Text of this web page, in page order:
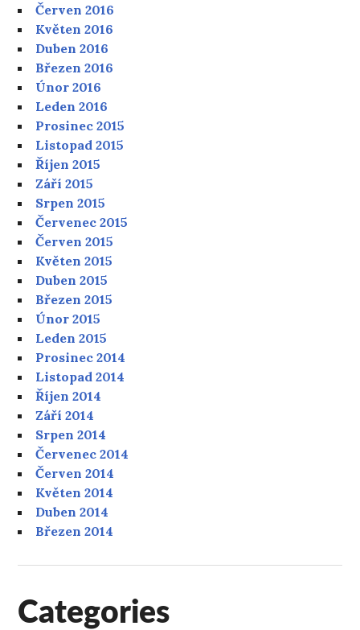
Červen 2016
Květen 2016
Duben 2016
Březen 2016
Únor 2016
Leden 2016
Prosinec 2015
Listopad 2015
Říjen 2015
Září 2015
Srpen 2015
Červenec 2015
Červen 2015
Květen 2015
Duben 2015
Březen 2015
Únor 2015
Leden 2015
Prosinec 2014
Listopad 2014
Říjen 2014
Září 2014
Srpen 2014
Červenec 2014
Červen 2014
Květen 2014
Duben 2014
Březen 2014
Categories